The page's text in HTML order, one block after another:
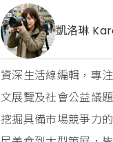
凱洛琳
資深生活線編輯，專
文展覽及社會公益議
挖掘具備市場競爭力